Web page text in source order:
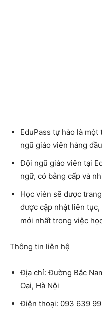
EduPass tự hào là
ngũ giáo viên hàng
Đội ngũ giáo viên tại
ngữ, có bằng cấp và
Học viên sẽ được
được cập nhật liên
mới nhất trong việc
Thông tin liên hệ
Địa chỉ: Đường Bắc
Oai, Hà Nội
Điện thoại: 093 639